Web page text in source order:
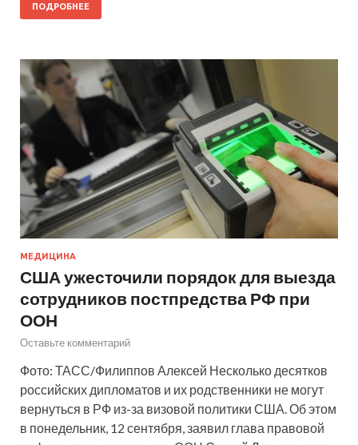
ПОДРОБНЕЕ
МЕДИЦИНА
США ужесточили порядок для выезда
сотрудников постпредства РФ при
ООН
Оставьте комментарий
Фото: ТАСС/Филиппов Алексей Несколько десятков
российских дипломатов и их родственники не могут
вернуться в РФ из-за визовой политики США. Об этом
в понедельник, 12 сентября, заявил глава правовой